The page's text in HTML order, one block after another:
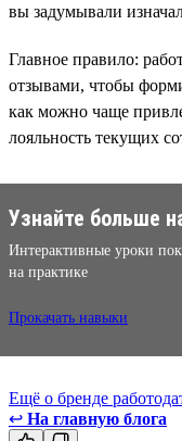
вы задумывали
Главное правило:
отзывами, чтобы
как можно чаще
лояльность текущих
Узнайте больше
Интерактивные уроки
на практике
Прокачать навыки
Ещё о бренде
↩ На главную блога